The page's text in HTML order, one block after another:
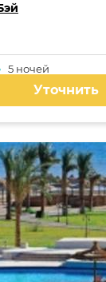
5 ночей
Уточнить